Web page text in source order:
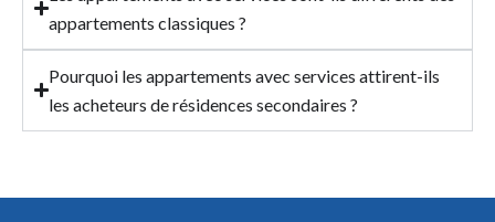
appartements classiques ?
Pourquoi les appartements avec services attirent-ils
les acheteurs de résidences secondaires ?